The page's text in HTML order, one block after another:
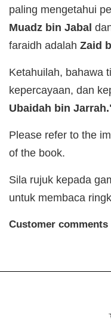
paling mengetahui
Muadz bin Jabal
faraidh adalah Zaid
Ketahuilah, bahawa
kepercayaan, dan
Ubaidah bin
Please refer to the
of the book.
Sila rujuk kepada
untuk membaca
Customer comments